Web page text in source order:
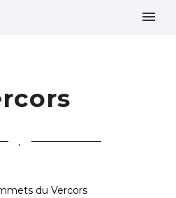
.
du Vercors